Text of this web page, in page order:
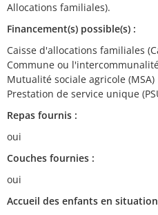
Allocations familiales).
Financement(s) possible(s) :
Caisse d'allocations familiales
Commune ou
Mutualité sociale agricole (MSA)
Prestation de service unique
Repas fournis :
oui
Couches fournies :
oui
Accueil des enfants en